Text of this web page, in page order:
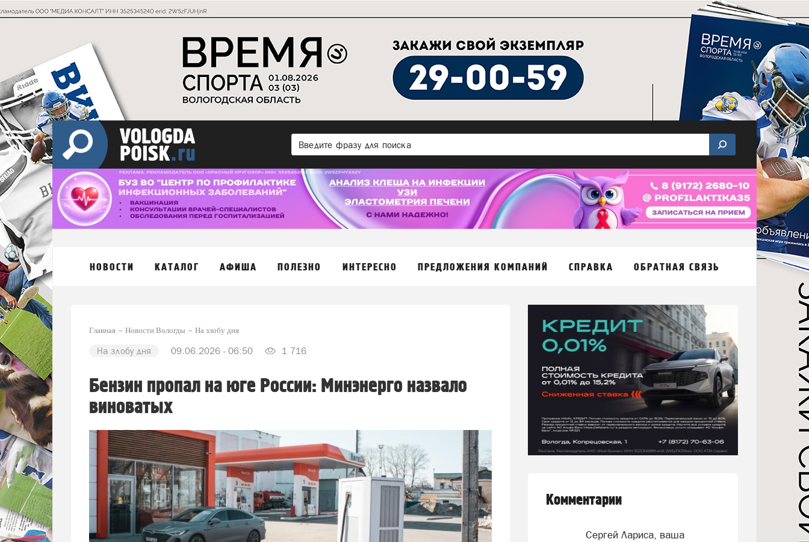
НОВОСТИ КАТАЛОГ АФИША ПОЛЕЗНО ИНТЕРЕСНО ПРЕДЛОЖЕНИЯ КОМПАНИЙ СПРАВКА ОБРАТНАЯ СВЯЗЬ
Главная Новости Вологды На злобу дня
На злобу дня 09.06.2026 - 06:50 1 716
Бензин пропал на юге России: Минэнерго назвало
виноватых
Комментарии
Сергей Лариса, ваша